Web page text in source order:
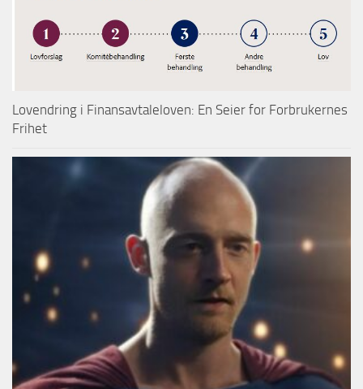
Lovendring i Finansavtaleloven: En Seier for Forbrukernes
Frihet